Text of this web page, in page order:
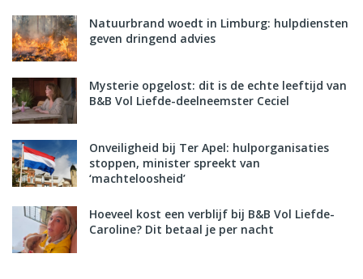
Natuurbrand woedt in Limburg: hulpdiensten
geven dringend advies
Mysterie opgelost: dit is de echte leeftijd van
B&B Vol Liefde-deelneemster Ceciel
Onveiligheid bij Ter Apel: hulporganisaties
stoppen, minister spreekt van
‘machteloosheid’
Hoeveel kost een verblijf bij B&B Vol Liefde-
Caroline? Dit betaal je per nacht